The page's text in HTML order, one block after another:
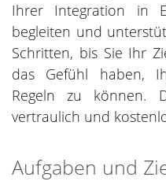
Ihrer Integration in
begleiten und
Schritten, bis Sie Ihr
das Gefühl haben,
Regeln zu können.
vertraulich und
Aufgaben und